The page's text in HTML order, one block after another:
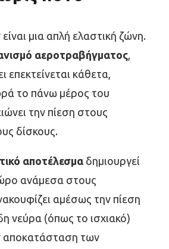
μια απλή ελαστική ζώνη.
αεροτραβήγματος
κάθετα,
το πάνω μέρος του
την πίεση στους
δίσκους.
αποτέλεσμα δημιουργεί
ανάμεσα στους
αμέσως την πίεση
νεύρα (όπως το ισχιακό)
αποκατάσταση των